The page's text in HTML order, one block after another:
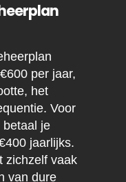
per jaar,
het
Voor
betaal je
jaarlijks.
zichzelf vaak
van dure